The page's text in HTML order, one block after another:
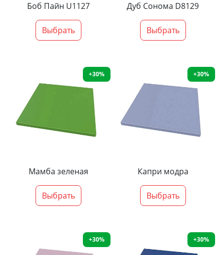
Боб Пайн U1127
Выбрать
Дуб Сонома D8129
Выбрать
+30%
Мамба зеленая
Выбрать
+30%
Капри модра
Выбрать
+30% +30%